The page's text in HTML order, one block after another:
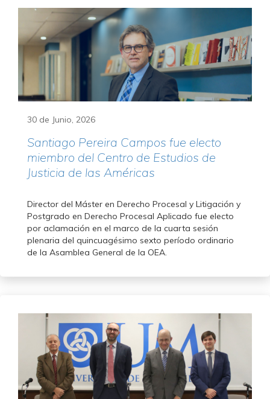
30 de Junio, 2026
Santiago Pereira Campos fue electo
miembro del Centro de Estudios de
Justicia de las Américas
Director del Máster en Derecho Procesal y Litigación y
Postgrado en Derecho Procesal Aplicado fue electo
por aclamación en el marco de la cuarta sesión
plenaria del quincuagésimo sexto período ordinario
de la Asamblea General de la OEA.